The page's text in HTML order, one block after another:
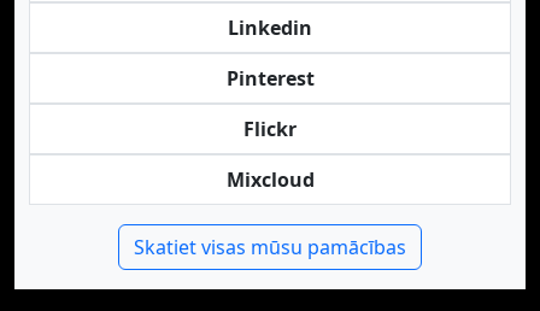
Linkedin
Pinterest
Flickr
Mixcloud
Skatiet visas mūsu pamācības